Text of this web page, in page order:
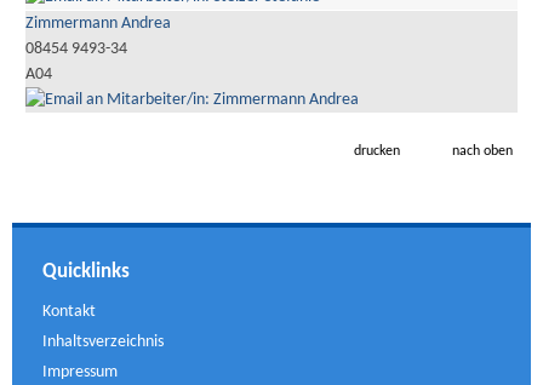
Zimmermann Andrea
08454 9493-34
A04
drucken nach oben
Quicklinks
Kontakt
Inhaltsverzeichnis
Impressum